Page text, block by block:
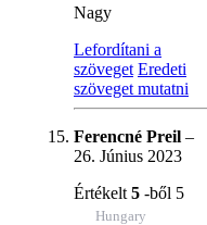
Nagy
Lefordítani a
szöveget Eredeti
szöveget mutatni
Ferencné Preil –
26. Június 2023
Értékelt 5 -ből 5
Hungary